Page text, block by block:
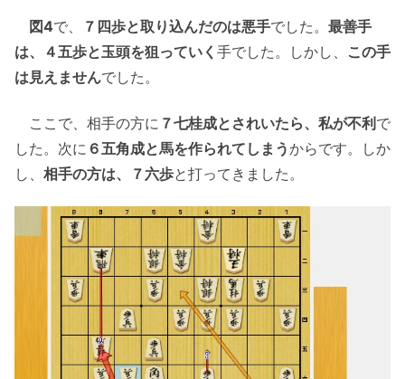
図4で、 ７四歩と取り込んだのは悪手でした。 最善手
は、４五歩と玉頭を狙っていく 手でした。しかし、 この手
は見えませんでした。
ここで、相手の方に ７七桂成とされいたら、私が不利で
した。次に ６五角成と馬を作られてしまうからです。しか
し、 相手の方は、７六歩と打ってきました。